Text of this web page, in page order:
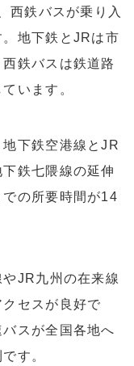
西鉄バスが乗り入
地下鉄とJRは市
鉄バスは鉄道路
います。
下鉄空港線とJR
鉄七隈線の延伸
の所要時間が14
JR九州の在来線
セスが良好で
スが全国各地へ
す。